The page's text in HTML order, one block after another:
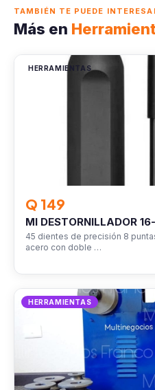
TAMBIÉN TE PUEDE
Más en
HERRAMIENTAS
Q 149
MI DESTORNILLADOR
45 dientes de precisión 8
acero con doble …
HERRAMIENTAS